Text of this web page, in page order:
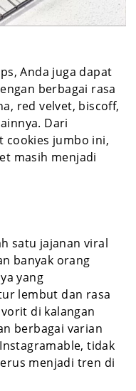
Anda juga dapat
berbagai rasa
red velvet, biscoff,
Dari
cookies jumbo ini,
masih menjadi
satu jajanan viral
banyak orang
yang
lembut dan rasa
di kalangan
berbagai varian
tidak
menjadi tren di